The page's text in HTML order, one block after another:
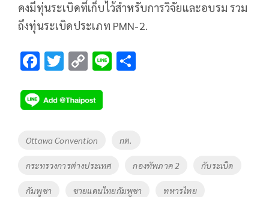
คงมีทุ่นระเบิดที่เก็บไว้สำหรับการวิจัยและอบรม รวม
ถึงทุ่นระเบิดประเภท PMN-2.
F
e
b
o
k
T
tt
er
C
p
y
Li
n
k
Li
Tags
Ottawa Convention กต.
กระทรวงการต่างประเทศ กองทัพภาค 2 กับระเบิด
กัมพูชา ชายแดนไทยกัมพูชา ทหารไทย